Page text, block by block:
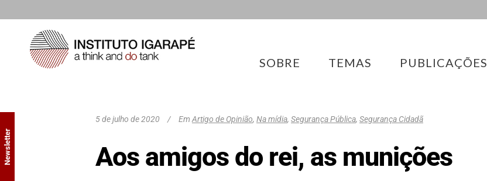
SOBRE TEMAS PUBLICAÇÕES
5 de julho de 2020 Em Artigo de Opinião, Na mídia, Segurança Pública, Segurança Cidadã
Aos amigos do rei, as munições
Newsletter